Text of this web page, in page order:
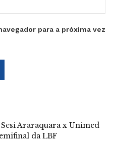
para a próxima vez
Araraquara x Unimed
da LBF